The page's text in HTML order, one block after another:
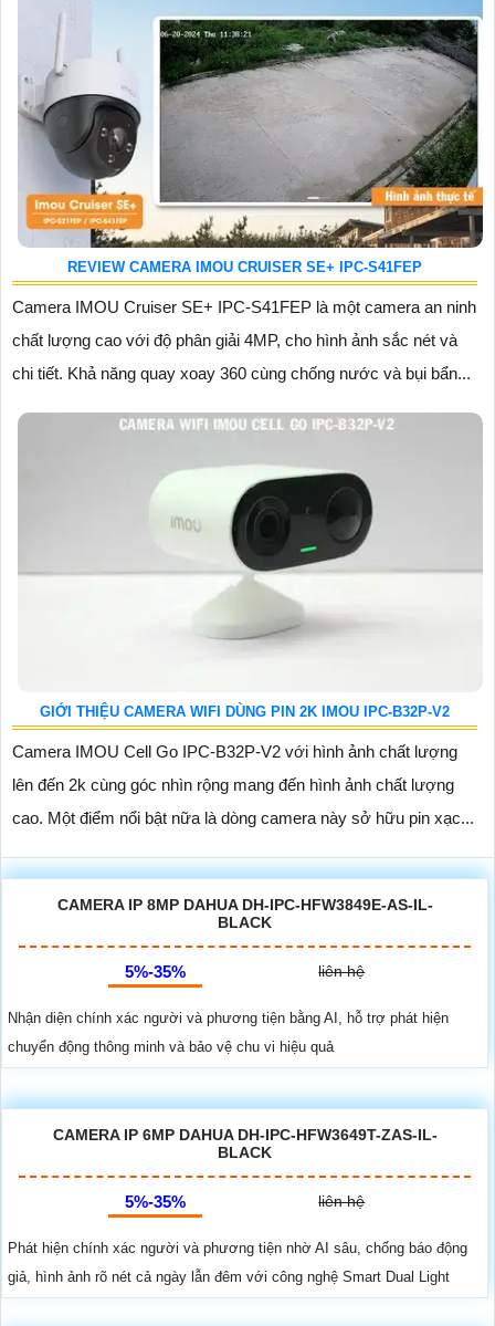
REVIEW CAMERA IMOU CRUISER SE+ IPC-S41FEP
Camera IMOU Cruiser SE+ IPC-S41FEP là một camera an ninh
chất lượng cao với độ phân giải 4MP, cho hình ảnh sắc nét và
chi tiết. Khả năng quay xoay 360 cùng chống nước và bụi bẩn...
GIỚI THIỆU CAMERA WIFI DÙNG PIN 2K IMOU IPC-B32P-V2
Camera IMOU Cell Go IPC-B32P-V2 với hình ảnh chất lượng
lên đến 2k cùng góc nhìn rộng mang đến hình ảnh chất lượng
cao. Một điểm nổi bật nữa là dòng camera này sở hữu pin xạc...
CAMERA IP 8MP DAHUA DH-IPC-HFW3849E-AS-IL-
BLACK
5%-35% liên hệ
Nhận diện chính xác người và phương tiện bằng AI, hỗ trợ phát hiện
chuyển động thông minh và bảo vệ chu vi hiệu quả
CAMERA IP 6MP DAHUA DH-IPC-HFW3649T-ZAS-IL-
BLACK
5%-35% liên hệ
Phát hiện chính xác người và phương tiện nhờ AI sâu, chống báo động
giả, hình ảnh rõ nét cả ngày lẫn đêm với công nghệ Smart Dual Light